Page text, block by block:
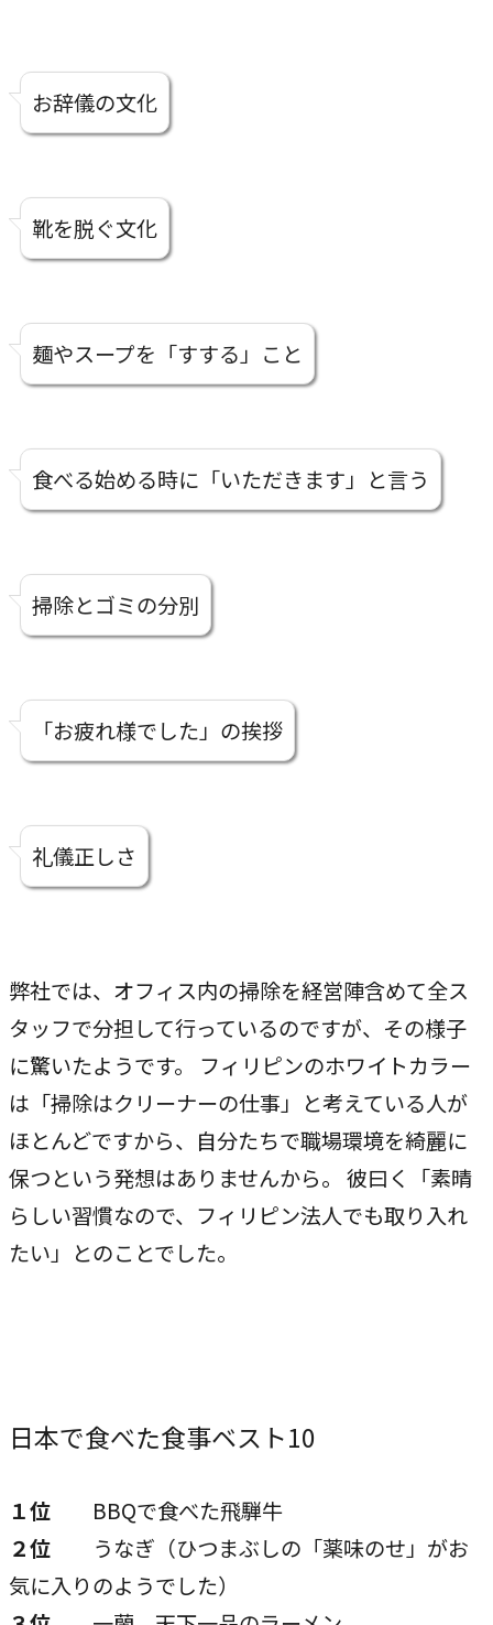
お辞儀の文化
靴を脱ぐ文化
麺やスープを「すする」こと
食べる始める時に「いただきます」と言う
掃除とゴミの分別
「お疲れ様でした」の挨拶
礼儀正しさ
弊社では、オフィス内の掃除を経営陣含めて全ス
タッフで分担して行っているのですが、その様子
に驚いたようです。 フィリピンのホワイトカラー
は「掃除はクリーナーの仕事」と考えている人が
ほとんどですから、自分たちで職場環境を綺麗に
保つという発想はありませんから。 彼曰く「素晴
らしい習慣なので、フィリピン法人でも取り入れ
たい」とのことでした。
日本で食べた食事ベスト10
１位 BBQで食べた飛騨牛
２位 うなぎ（ひつまぶしの「薬味のせ」がお
気に入りのようでした）